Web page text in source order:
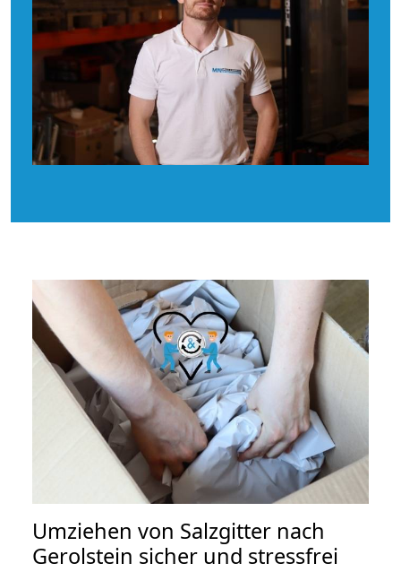
Umziehen von Salzgitter nach
Gerolstein sicher und stressfrei